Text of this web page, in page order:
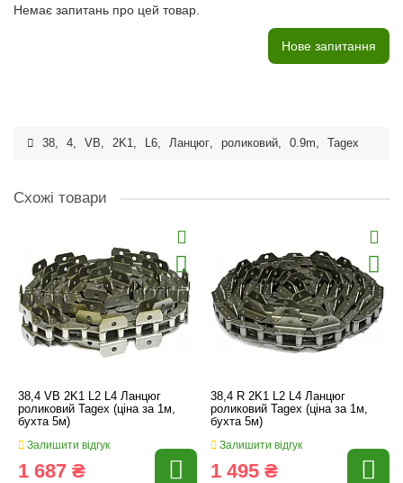
Немає запитань про цей товар.
Нове запитання
38, 4, VB, 2K1, L6, Ланцюг, роликовий, 0.9m, Tagex
Схожі товари
38,4 VB 2K1 L2 L4 Ланцюг
роликовий Tagex (ціна за 1м,
бухта 5м)
Залишити відгук
1 687 ₴
38,4 R 2K1 L2 L4 Ланцюг
роликовий Tagex (ціна за 1м,
бухта 5м)
Залишити відгук
1 495 ₴